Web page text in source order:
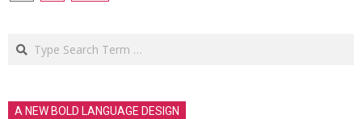
Search
A NEW BOLD LANGUAGE DESIGN